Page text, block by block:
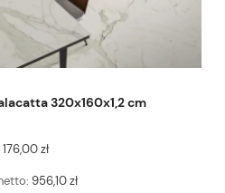
320x160x1,2 cm
176,00 zł
956,10 zł